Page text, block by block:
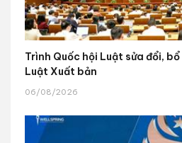
Trình Quốc hội Luật sửa đổi,
Luật Xuất bản
06/08/2026